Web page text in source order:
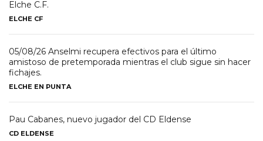
Elche C.F.
ELCHE CF
05/08/26 Anselmi recupera efectivos para el último
amistoso de pretemporada mientras el club sigue sin hacer
fichajes.
ELCHE EN PUNTA
Pau Cabanes, nuevo jugador del CD Eldense
CD ELDENSE